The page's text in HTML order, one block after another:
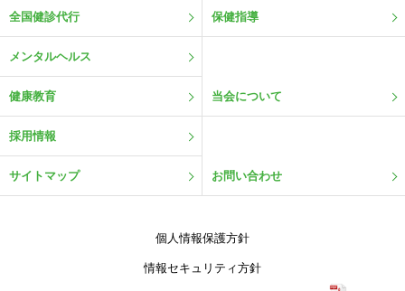
全国健診代行 保健指導
メンタルヘルス
健康教育 当会について
採用情報
サイトマップ お問い合わせ
個人情報保護方針
情報セキュリティ方針